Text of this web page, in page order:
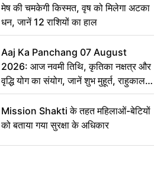
मेष की चमकेगी किस्मत, वृष को मिलेगा अटका
धन, जानें 12 राशियों का हाल
Aaj Ka Panchang 07 August
2026: आज नवमी तिथि, कृतिका नक्षत्र और
वृद्धि योग का संयोग, जानें शुभ मुहूर्त, राहुकाल
का सही समय
Mission Shakti के तहत महिलाओं-बेटियों
को बताया गया सुरक्षा के अधिकार